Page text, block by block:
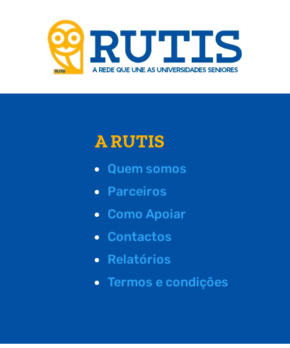
A RUTIS
Quem somos
Parceiros
Como Apoiar
Contactos
Relatórios
Termos e condições